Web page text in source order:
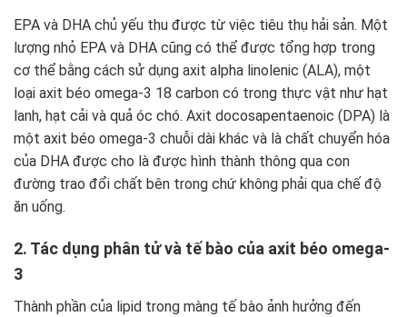
EPA và DHA chủ yếu thu được từ việc tiêu thụ hải sản. Một
lượng nhỏ EPA và DHA cũng có thể được tổng hợp trong
cơ thể bằng cách sử dụng axit alpha linolenic (ALA), một
loại axit béo omega-3 18 carbon có trong thực vật như hạt
lanh, hạt cải và quả óc chó. Axit docosapentaenoic (DPA) là
một axit béo omega-3 chuỗi dài khác và là chất chuyển hóa
của DHA được cho là được hình thành thông qua con
đường trao đổi chất bên trong chứ không phải qua chế độ
ăn uống.
2. Tác dụng phân tử và tế bào của axit béo omega-
3
Thành phần của lipid trong màng tế bào ảnh hưởng đến